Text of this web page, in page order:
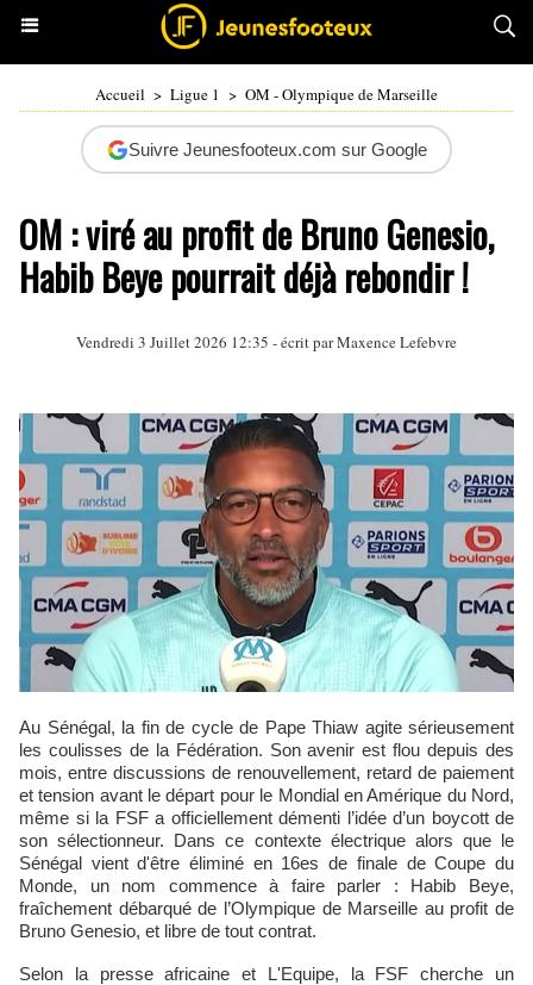
Accueil > Ligue 1 > OM - Olympique de Marseille
Suivre Jeunesfooteux.com sur Google
OM : viré au profit de Bruno Genesio,
Habib Beye pourrait déjà rebondir !
Vendredi 3 Juillet 2026 12:35 - écrit parMaxence Lefebvre
Au Sénégal, la fin de cycle de Pape Thiaw agite sérieusement
les coulisses de la Fédération. Son avenir est flou depuis des
mois, entre discussions de renouvellement, retard de paiement
et tension avant le départ pour le Mondial en Amérique du Nord,
même si la FSF a officiellement démenti l’idée d’un boycott de
son sélectionneur. Dans ce contexte électrique alors que le
Sénégal vient d'être éliminé en 16es de finale de Coupe du
Monde, un nom commence à faire parler : Habib Beye,
fraîchement débarqué de l’Olympique de Marseille au profit de
Bruno Genesio, et libre de tout contrat.
Selon la presse africaine et L'Equipe, la FSF cherche un